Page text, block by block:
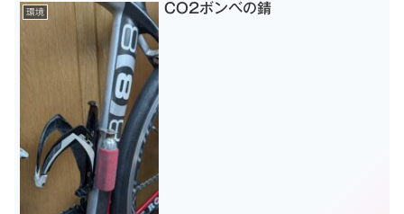
環境 CO2ボンベの錆